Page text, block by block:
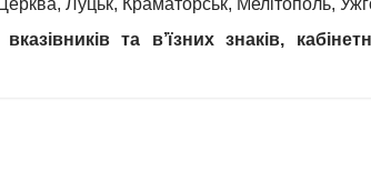
Луцьк, Краматорськ, Мелітополь,
та в’їзних знаків,